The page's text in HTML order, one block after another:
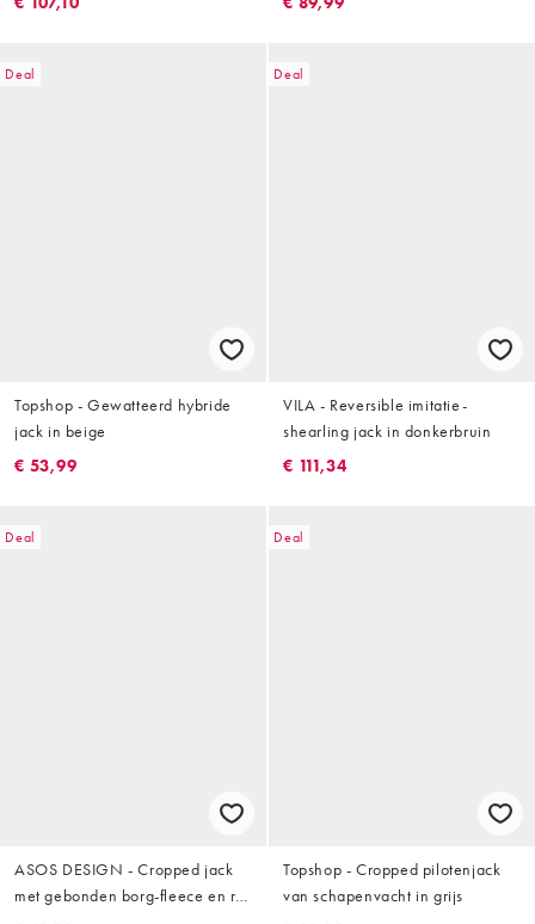
Deal
Topshop - Gewatteerd hybride
jack in beige
€ 53,99
Deal
VILA - Reversible imitatie-
shearling jack in donkerbruin
€ 111,34
Deal
ASOS DESIGN - Cropped jack
met gebonden borg-fleece en rits
Deal
Topshop - Cropped pilotenjack
van schapenvacht in grijs